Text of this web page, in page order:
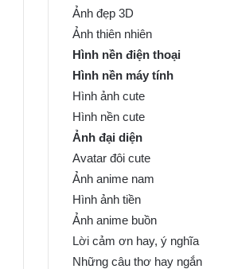
Ảnh đẹp 3D
Ảnh thiên nhiên
Hình nền điện thoại
Hình nền máy tính
Hình ảnh cute
Hình nền cute
Ảnh đại diện
Avatar đôi cute
Ảnh anime nam
Hình ảnh tiền
Ảnh anime buồn
Lời cảm ơn hay, ý nghĩa
Những câu thơ hay ngắn